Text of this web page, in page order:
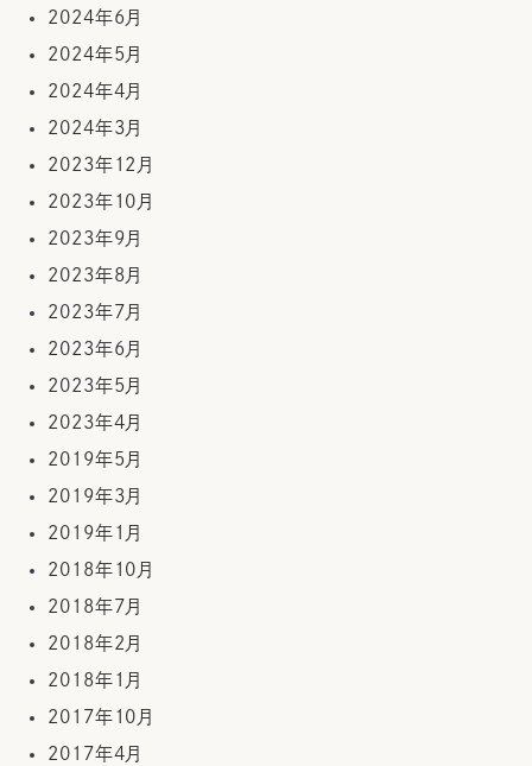
2024年6月
2024年5月
2024年4月
2024年3月
2023年12月
2023年10月
2023年9月
2023年8月
2023年7月
2023年6月
2023年5月
2023年4月
2019年5月
2019年3月
2019年1月
2018年10月
2018年7月
2018年2月
2018年1月
2017年10月
2017年4月